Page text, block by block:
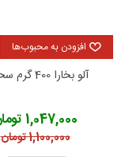
افزودن به محبوب‌ها
آلو بخارا 400 گرم سحرخیز
1,047,000 تومان
1,100,000 تومان